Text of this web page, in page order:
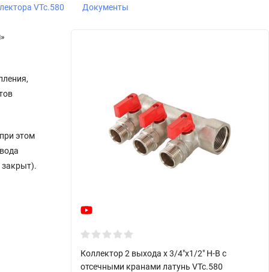
VTc.580 Документы
этом
закрыт).
Коллектор 2 выхода х 3/4"х1/2" Н-В с
отсечными кранами латунь VTc.580